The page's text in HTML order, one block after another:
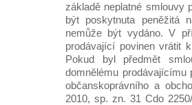
základě neplatné smlouvy
být poskytnuta peněžitá
nemůže být vydáno. V
prodávající povinen vrátit
Pokud byl předmět
domnělému prodávajícímu
občanskoprávního a
2010, sp. zn. 31 Cdo